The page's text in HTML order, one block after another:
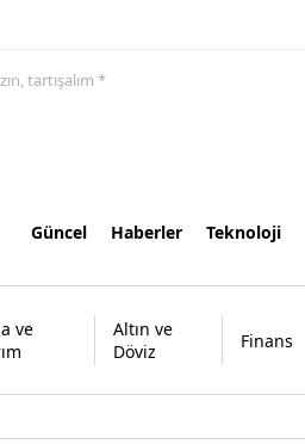
tartışalım *
Güncel Haberler Teknoloji
ve
Altın ve
Döviz
Finans